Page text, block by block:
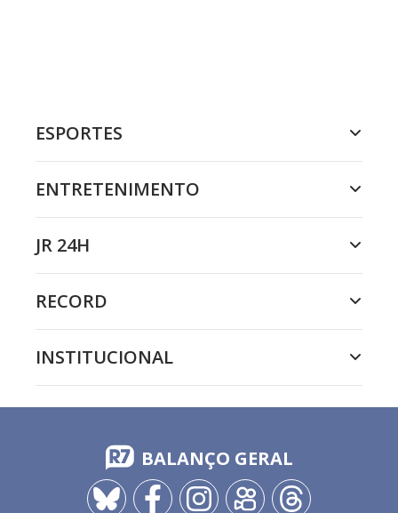
ESPORTES
ENTRETENIMENTO
JR 24H
RECORD
INSTITUCIONAL
BALANÇO GERAL